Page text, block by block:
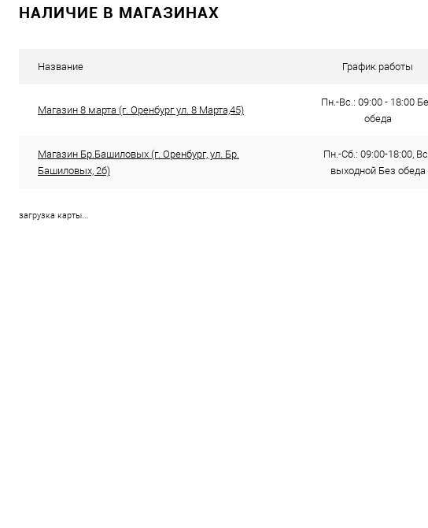
НАЛИЧИЕ В МАГАЗИНАХ
Название График работы
Магазин 8 марта (г. Оренбург ул. 8 Марта,45)
Пн.-Вс.: 09:00 - 18:00
обеда
Магазин Бр.Башиловых (г. Оренбург, ул. Бр.
Башиловых, 2б)
Пн.-Сб.: 09:00-18:00,
выходной Без обеда
загрузка карты...